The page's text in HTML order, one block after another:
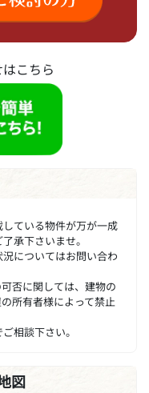
こちら
ている物件が万が一成
承下さいませ。
についてはお問い合わ
否に関しては、建物の
所有者様によって禁止
相談下さい。
図